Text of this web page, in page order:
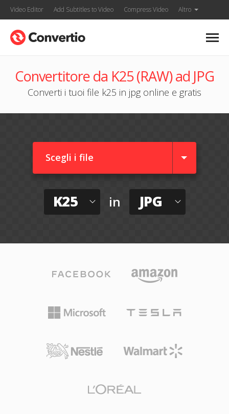
Video Editor Add Subtitles to Video Compress Video Altro
Convertitore da K25 (RAW) ad JPG
Converti i tuoi file k25 in jpg online e gratis
Scegli i file
K25 in JPG